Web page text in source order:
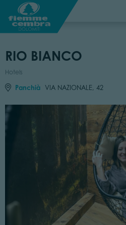
RIO BIANCO
Hotels
Panchià VIA NAZIONALE, 42